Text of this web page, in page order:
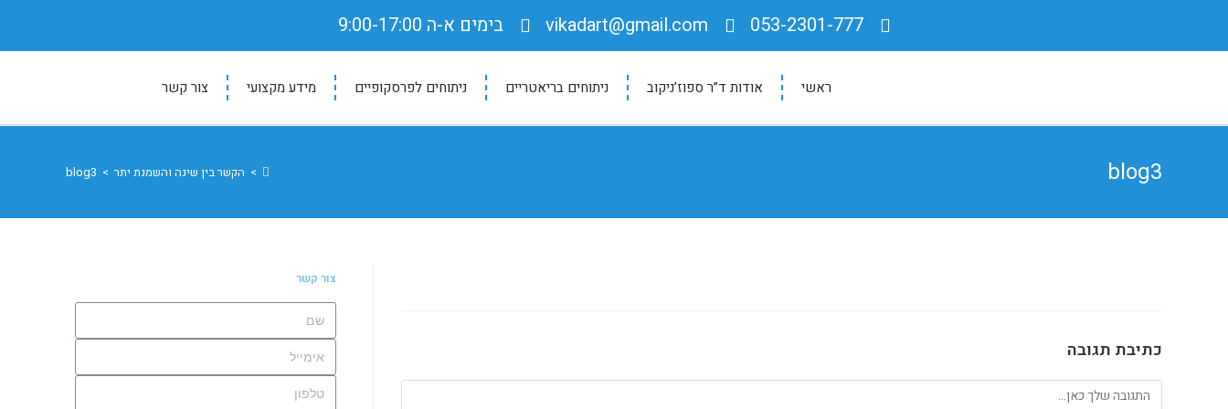
053-2301-777
vikadart@gmail.com בימים א-ה 9:00-17:00
ראשי אודות ד”ר ספוז’ניקוב ניתוחים בריאטריים ניתוחים לפרסקופיים מידע מקצועי צור קשר
blog3
> הקשר בין שינה והשמנת יתר >
blog3
כתיבת תגובה
צור קשר